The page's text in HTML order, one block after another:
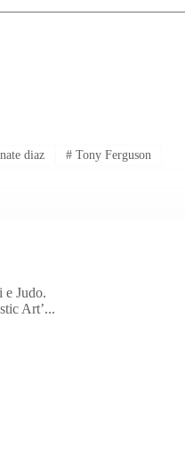
nate diaz # Tony Ferguson
e Judo.
Art’...